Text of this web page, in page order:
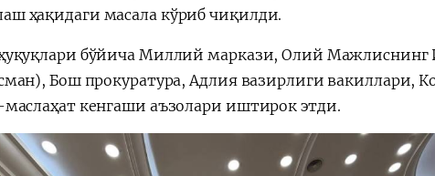
ҳақидаги масала кўриб чиқилди.
бўйича Миллий маркази, Олий Мажлиснинг
Бош прокуратура, Адлия вазирлиги вакиллари,
кенгаши аъзолари иштирок этди.